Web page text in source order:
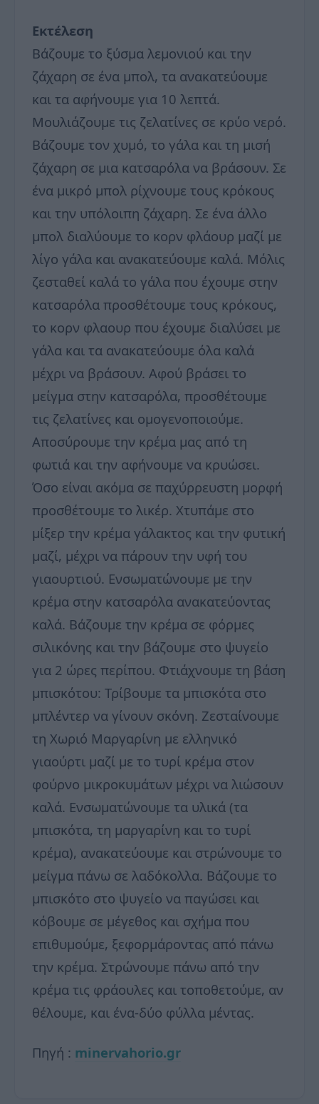
Εκτέλεση
Βάζουμε το ξύσμα λεμονιού και την
ζάχαρη σε ένα μπολ, τα ανακατεύουμε
και τα αφήνουμε για 10 λεπτά.
Μουλιάζουμε τις ζελατίνες σε κρύο νερό.
Βάζουμε τον χυμό, το γάλα και τη μισή
ζάχαρη σε μια κατσαρόλα να βράσουν. Σε
ένα μικρό μπολ ρίχνουμε τους κρόκους
και την υπόλοιπη ζάχαρη. Σε ένα άλλο
μπολ διαλύουμε το κορν φλάουρ μαζί με
λίγο γάλα και ανακατεύουμε καλά. Μόλις
ζεσταθεί καλά το γάλα που έχουμε στην
κατσαρόλα προσθέτουμε τους κρόκους,
το κορν φλαουρ που έχουμε διαλύσει με
γάλα και τα ανακατεύουμε όλα καλά
μέχρι να βράσουν. Αφού βράσει το
μείγμα στην κατσαρόλα, προσθέτουμε
τις ζελατίνες και ομογενοποιούμε.
Αποσύρουμε την κρέμα μας από τη
φωτιά και την αφήνουμε να κρυώσει.
Όσο είναι ακόμα σε παχύρρευστη μορφή
προσθέτουμε το λικέρ. Χτυπάμε στο
μίξερ την κρέμα γάλακτος και την φυτική
μαζί, μέχρι να πάρουν την υφή του
γιαουρτιού. Ενσωματώνουμε με την
κρέμα στην κατσαρόλα ανακατεύοντας
καλά. Βάζουμε την κρέμα σε φόρμες
σιλικόνης και την βάζουμε στο ψυγείο
για 2 ώρες περίπου. Φτιάχνουμε τη βάση
μπισκότου: Τρίβουμε τα μπισκότα στο
μπλέντερ να γίνουν σκόνη. Ζεσταίνουμε
τη Χωριό Μαργαρίνη με ελληνικό
γιαούρτι μαζί με το τυρί κρέμα στον
φούρνο μικροκυμάτων μέχρι να λιώσουν
καλά. Ενσωματώνουμε τα υλικά (τα
μπισκότα, τη μαργαρίνη και το τυρί
κρέμα), ανακατεύουμε και στρώνουμε το
μείγμα πάνω σε λαδόκολλα. Βάζουμε το
μπισκότο στο ψυγείο να παγώσει και
κόβουμε σε μέγεθος και σχήμα που
επιθυμούμε, ξεφορμάροντας από πάνω
την κρέμα. Στρώνουμε πάνω από την
κρέμα τις φράουλες και τοποθετούμε, αν
θέλουμε, και ένα-δύο φύλλα μέντας.
Πηγή : minervahorio.gr